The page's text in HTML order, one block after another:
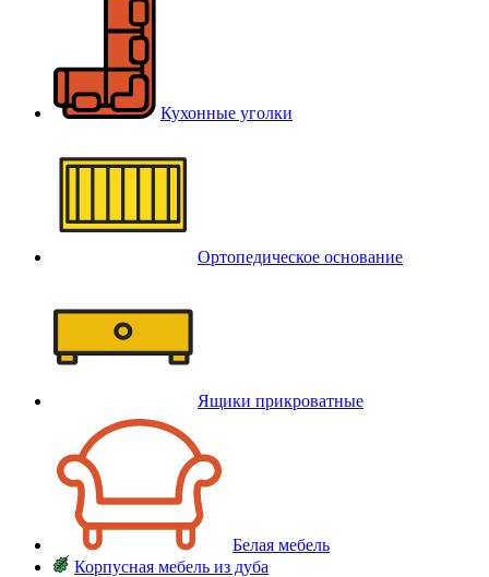
Кухонные уголки
Ортопедическое основание
Ящики прикроватные
Белая мебель
Корпусная мебель из дуба